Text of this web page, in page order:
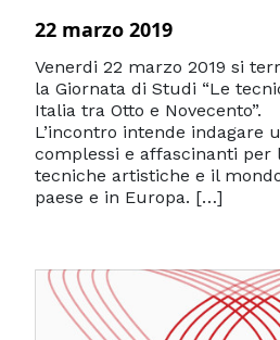
22 marzo 2019
Venerdi 22 marzo 2019 si
la Giornata di Studi “Le
Italia tra Otto e Novecento”.
L’incontro intende indagare
complessi e affascinanti per
tecniche artistiche e il
paese e in Europa. […]